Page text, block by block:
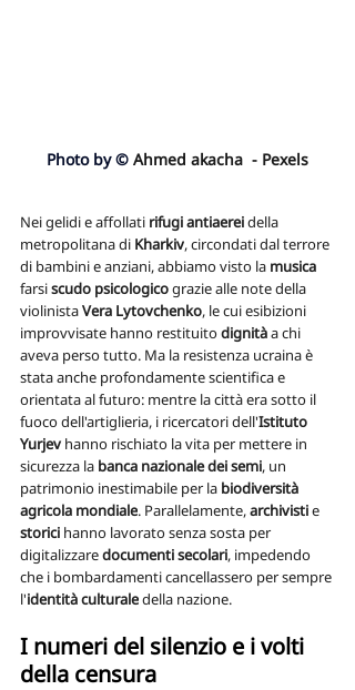
Photo by © Ahmed akacha  - Pexels
Nei gelidi e affollati rifugi antiaerei della
metropolitana di Kharkiv, circondati dal terrore
di bambini e anziani, abbiamo visto la musica
farsi scudo psicologico grazie alle note della
violinista Vera Lytovchenko, le cui esibizioni
improvvisate hanno restituito dignità a chi
aveva perso tutto. Ma la resistenza ucraina è
stata anche profondamente scientifica e
orientata al futuro: mentre la città era sotto il
fuoco dell'artiglieria, i ricercatori dell'Istituto
Yurjev hanno rischiato la vita per mettere in
sicurezza la banca nazionale dei semi, un
patrimonio inestimabile per la biodiversità
agricola mondiale. Parallelamente, archivisti e
storici hanno lavorato senza sosta per
digitalizzare documenti secolari, impedendo
che i bombardamenti cancellassero per sempre
l'identità culturale della nazione.
I numeri del silenzio e i volti
della censura